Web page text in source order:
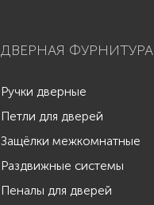
ДВЕРНАЯ ФУРНИТУРА
Ручки дверные
Петли для дверей
Защёлки межкомнатные
Раздвижные системы
Пеналы для дверей